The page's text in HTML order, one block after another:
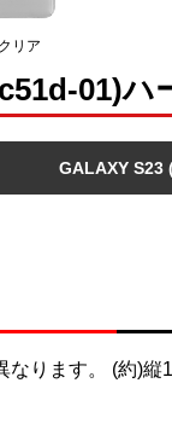
クリア
01)ハ
GALAXY S23
なります。 (約)